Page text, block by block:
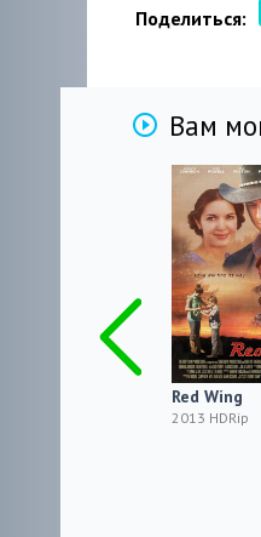
Поделиться:
Вам
Red Wing
2013 HDRip